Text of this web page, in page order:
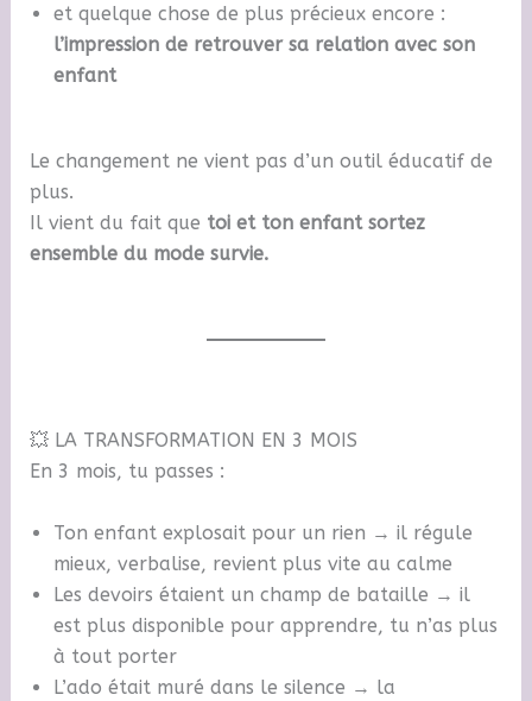
et quelque chose de plus précieux encore :
l’impression de retrouver sa relation avec son
enfant
Le changement ne vient pas d’un outil éducatif de
plus.
Il vient du fait que toi et ton enfant sortez
ensemble du mode survie.
💥 LA TRANSFORMATION EN 3 MOIS
En 3 mois, tu passes :
Ton enfant explosait pour un rien → il régule
mieux, verbalise, revient plus vite au calme
Les devoirs étaient un champ de bataille → il
est plus disponible pour apprendre, tu n’as plus
à tout porter
L’ado était muré dans le silence → la